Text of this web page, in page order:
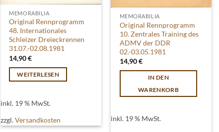
MEMORABILIA
Original Rennprogramm
48. Internationales
Schleizer Dreieckrennen
31.07.-02.08.1981
14,90€
WEITERLESEN
inkl. 19 % MwSt.
zzgl.Versandkosten
MEMORABILIA
Original Rennprogramm
10. Zentrales Training des
ADMV der DDR
02.-03.05.1981
14,90€
IN DEN
WARENKORB
inkl. 19 % MwSt.